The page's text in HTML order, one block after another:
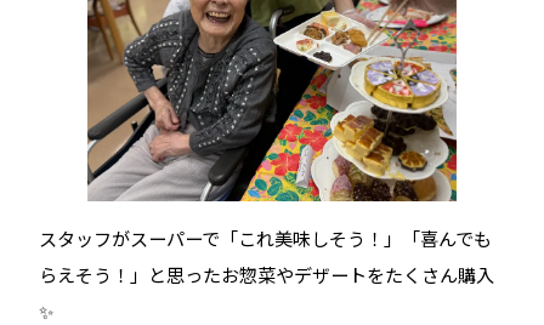
スタッフがスーパーで「これ美味しそう！」「喜んでも
らえそう！」と思ったお惣菜やデザートをたくさん購入
✨